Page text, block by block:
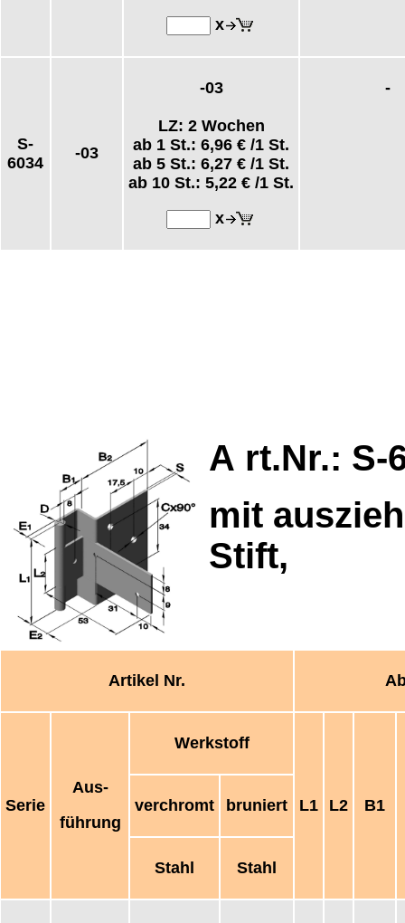
x
S-
6034
-03
-03
LZ: 2 Wochen
ab 1 St.: 6,96 € /1 St.
ab 5 St.: 6,27 € /1 St.
ab 10 St.: 5,22 € /1 St.
x
-
A rt.Nr.: S-
mit
Stift,
Artikel Nr.
Serie
Aus-
führung
Werkstoff
L1 L2 B1
verchromt bruniert
Stahl Stahl